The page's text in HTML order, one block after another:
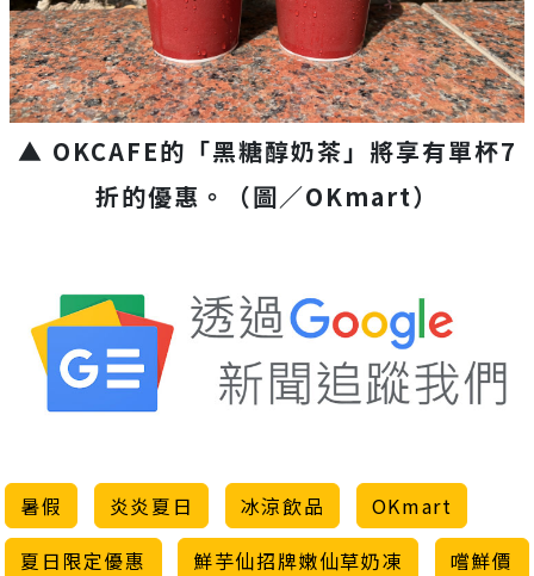
▲ OKCAFE的「黑糖醇奶茶」將享有單杯7
折的優惠。（圖／OKmart）
暑假 炎炎夏日 冰涼飲品
OKmart
夏日限定優惠
鮮芋仙招牌嫩仙草奶凍
嚐鮮價